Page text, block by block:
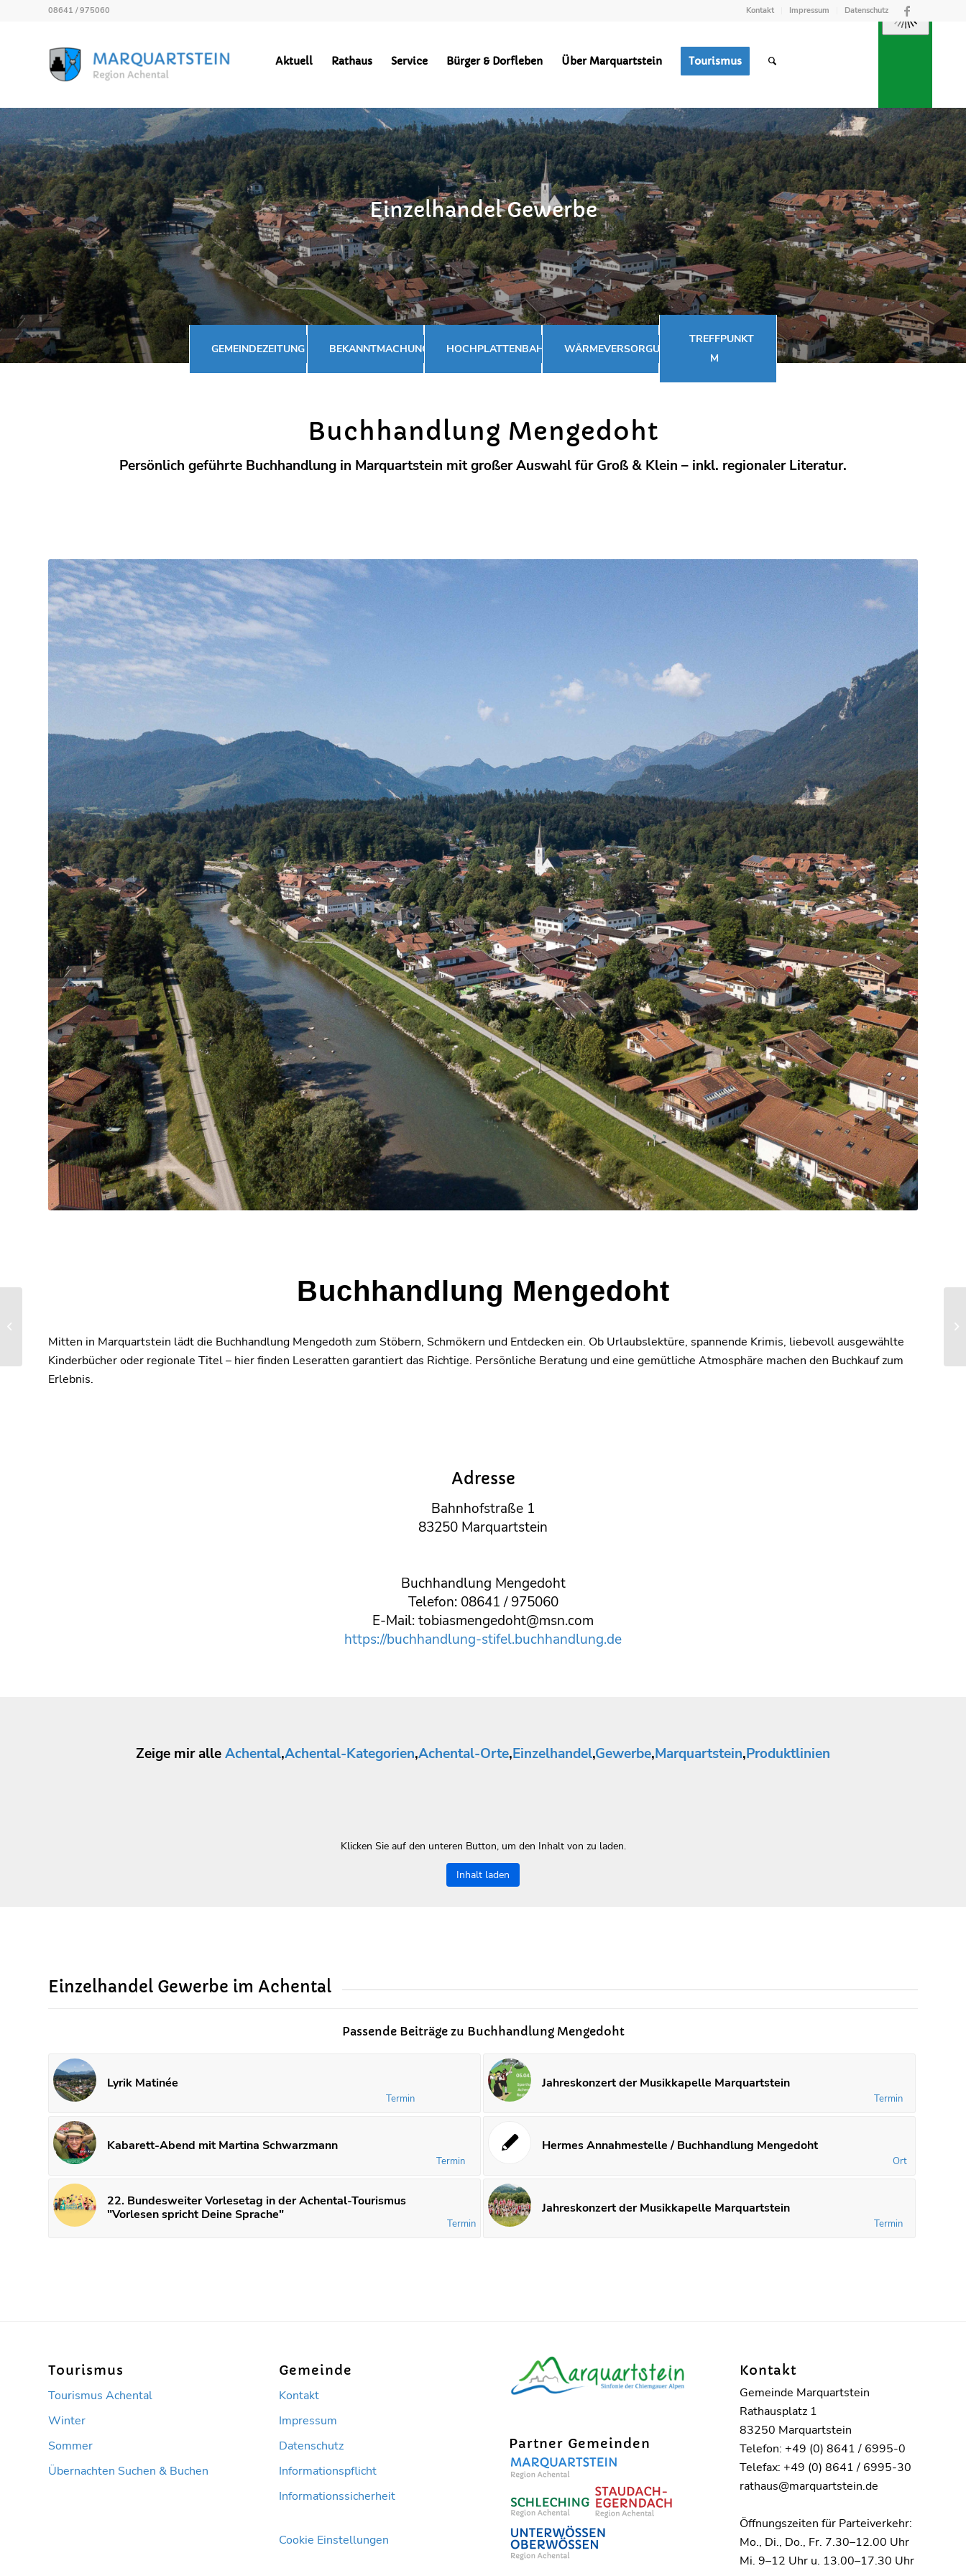
Kontakt Impressum Datenschutz
08641 / 975060
Aktuell Rathaus Service Bürger & Dorfleben Über Marquartstein Tourismus
Einzelhandel Gewerbe
GEMEINDEZEITUNG BEKANNTMACHUNGEN HOCHPLATTENBAHN WÄRMEVERSORGUNG
TREFFPUNKT
M
Buchhandlung Mengedoht
Persönlich geführte Buchhandlung in Marquartstein mit großer Auswahl für Groß & Klein – inkl. regionaler Literatur.
Buchhandlung Mengedoht
Mitten in Marquartstein lädt die Buchhandlung Mengedoth zum Stöbern, Schmökern und Entdecken ein. Ob Urlaubslektüre, spannende Krimis, liebevoll ausgewählte
Kinderbücher oder regionale Titel – hier finden Leseratten garantiert das Richtige. Persönliche Beratung und eine gemütliche Atmosphäre machen den Buchkauf zum
Erlebnis.
Adresse
Bahnhofstraße 1
83250 Marquartstein
Buchhandlung Mengedoht
Telefon: 08641 / 975060
E-Mail: tobiasmengedoht@msn.com
https://buchhandlung-stifel.buchhandlung.de
Zeige mir alleAchental,Achental-Kategorien,Achental-Orte,Einzelhandel,Gewerbe,Marquartstein,Produktlinien
Klicken Sie auf den unteren Button, um den Inhalt von zu laden.
Inhalt laden
Einzelhandel Gewerbe im Achental
Passende Beiträge zu Buchhandlung Mengedoht
Lyrik Matinée
Termin
Jahreskonzert der Musikkapelle Marquartstein
Termin
Kabarett-Abend mit Martina Schwarzmann
Termin
Hermes Annahmestelle / Buchhandlung Mengedoht
Ort
22. Bundesweiter Vorlesetag in der Achental-Tourismus
"Vorlesen spricht Deine Sprache"
Termin
Jahreskonzert der Musikkapelle Marquartstein
Termin
Tourismus
Tourismus Achental
Winter
Sommer
Übernachten Suchen & Buchen
Gemeinde
Kontakt
Impressum
Datenschutz
Informationspflicht
Informationssicherheit
Cookie Einstellungen
Partner Gemeinden
Kontakt
Gemeinde Marquartstein
Rathausplatz 1
83250 Marquartstein
Telefon: +49 (0) 8641 / 6995-0
Telefax: +49 (0) 8641 / 6995-30
rathaus@marquartstein.de
Öffnungszeiten für Parteiverkehr:
Mo., Di., Do., Fr. 7.30–12.00 Uhr
Mi. 9–12 Uhr u. 13.00–17.30 Uhr